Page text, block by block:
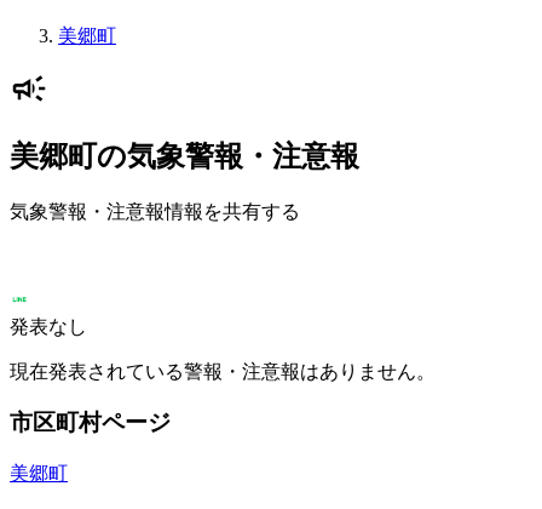
美郷町
美郷町の気象警報・注意報
気象警報・注意報情報を共有する
発表なし
現在発表されている警報・注意報はありません。
市区町村ページ
美郷町